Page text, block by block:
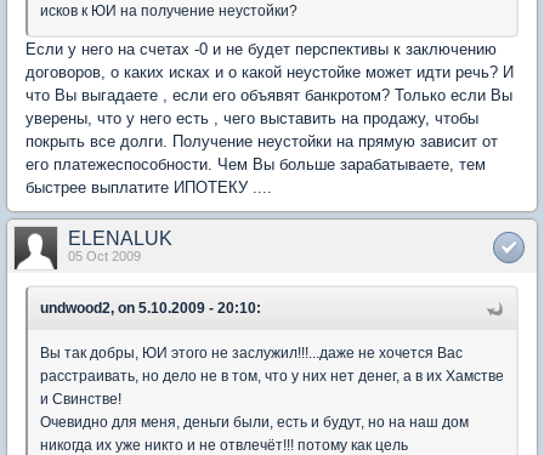
исков к ЮИ на получение неустойки?
Если у него на счетах -0 и не будет перспективы к заключению
договоров, о каких исках и о какой неустойке может идти речь? И
что Вы выгадаете , если его объявят банкротом? Только если Вы
уверены, что у него есть , чего выставить на продажу, чтобы
покрыть все долги. Получение неустойки на прямую зависит от
его платежеспособности. Чем Вы больше зарабатываете, тем
быстрее выплатите ИПОТЕКУ ....
ELENALUK
05 Oct 2009
undwood2, on 5.10.2009 - 20:10:
Вы так добры, ЮИ этого не заслужил!!!...даже не хочется Вас
расстраивать, но дело не в том, что у них нет денег, а в их Хамстве
и Свинстве!
Очевидно для меня, деньги были, есть и будут, но на наш дом
никогда их уже никто и не отвлечёт!!! потому как цель